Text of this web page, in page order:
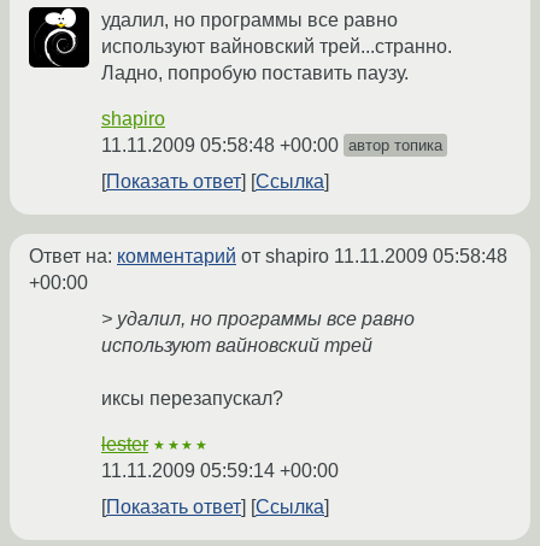
удалил, но программы все равно
используют вайновский трей...странно.
Ладно, попробую поставить паузу.
shapiro
11.11.2009 05:58:48 +00:00 автор топика
Показать ответ Ссылка
Ответ на: комментарий от shapiro 11.11.2009 05:58:48
+00:00
> удалил, но программы все равно
используют вайновский трей
иксы перезапускал?
lester ★★★★
11.11.2009 05:59:14 +00:00
Показать ответ
Ссылка